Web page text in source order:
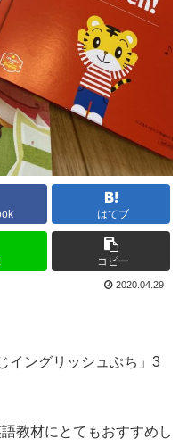
はてブ
コピー
2020.04.29
イングリッシュぷち」3
教材にとてもおすすめし